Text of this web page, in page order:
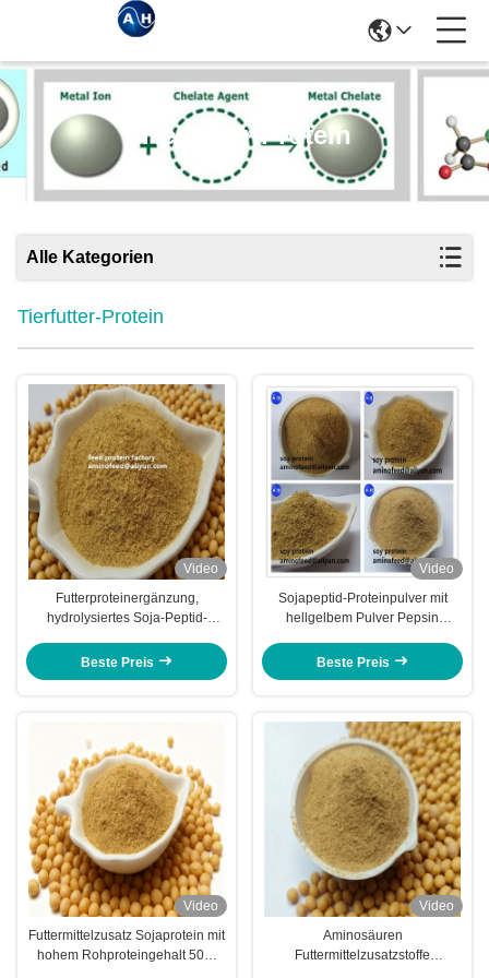
Tierfutter-Protein
Alle Kategorien
Tierfutter-Protein
Video
Futterproteinergänzung,
hydrolysiertes Soja-Peptid-
% Soja-Duftfabrik
Beste Preis
Video
Sojapeptid-Proteinpulver mit
hellgelbem Pulver Pepsin
Beste Preis
Video
Futtermittelzusatz Sojaprotein mit
hohem Rohproteingehalt 50%
Video
Aminosäuren
Futtermittelzusatzstoffe